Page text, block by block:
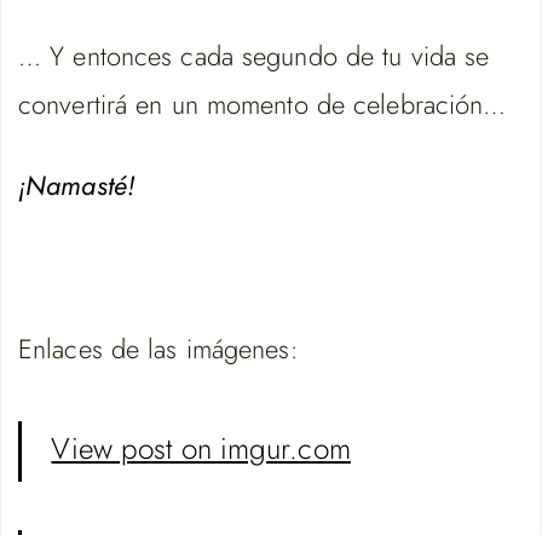
… Y entonces cada segundo de tu vida se
convertirá en un momento de celebración…
¡Namasté!
Enlaces de las imágenes:
View post on imgur.com